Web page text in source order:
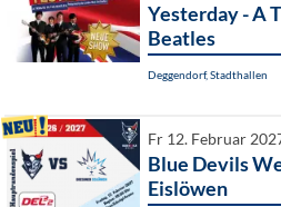
Yesterday - A
Beatles
Deggendorf, Stadthallen
Fr 12. Februar
Blue Devils
Eislöwen